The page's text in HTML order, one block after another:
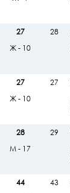
27
28
Ж - 10
27
27
Ж - 10
28
29
М - 17
44
43